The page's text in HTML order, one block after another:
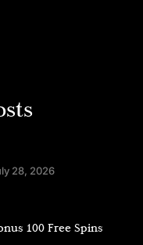
28, 2026
100 Free Spins